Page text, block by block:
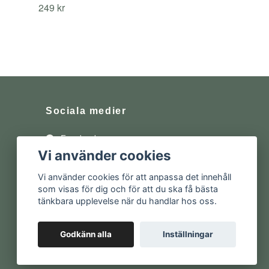
249 kr
Sociala medier
Facebook
Instagram
Vi använder cookies
Vi använder cookies för att anpassa det innehåll
som visas för dig och för att du ska få bästa
tänkbara upplevelse när du handlar hos oss.
Godkänn alla Inställningar